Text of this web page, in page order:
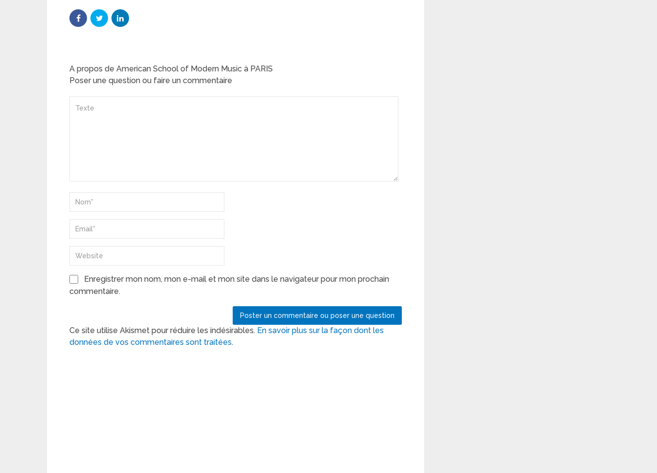
A propos de American School of Modern Music à PARIS
Poser une question ou faire un commentaire
Enregistrer mon nom, mon e-mail et mon site dans le navigateur pour mon prochain
commentaire.
Ce site utilise Akismet pour réduire les indésirables. En savoir plus sur la façon dont les
données de vos commentaires sont traitées.